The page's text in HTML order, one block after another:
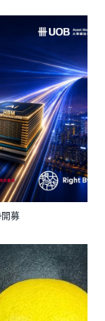
募